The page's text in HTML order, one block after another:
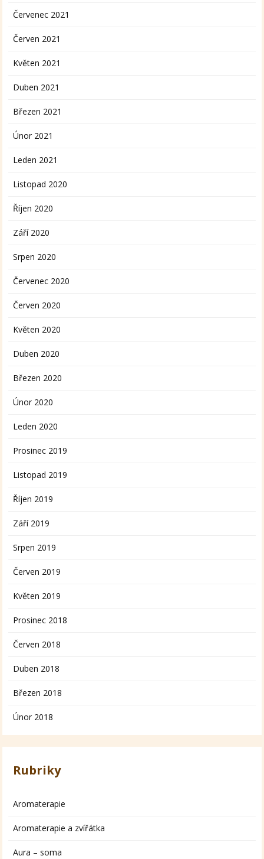
Červenec 2021
Červen 2021
Květen 2021
Duben 2021
Březen 2021
Únor 2021
Leden 2021
Listopad 2020
Říjen 2020
Září 2020
Srpen 2020
Červenec 2020
Červen 2020
Květen 2020
Duben 2020
Březen 2020
Únor 2020
Leden 2020
Prosinec 2019
Listopad 2019
Říjen 2019
Září 2019
Srpen 2019
Červen 2019
Květen 2019
Prosinec 2018
Červen 2018
Duben 2018
Březen 2018
Únor 2018
Rubriky
Aromaterapie
Aromaterapie a zvířátka
Aura – soma